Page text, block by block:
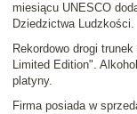
miesiącu UNESCO
Dziedzictwa Ludzkości.
Rekordowo drogi
Limited Edition".
platyny.
Firma posiada w